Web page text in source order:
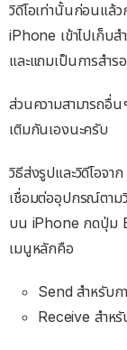
วิดีโอเท่านั้นก่อนแล้ว
iPhone เข้าไปเก็บส
และแถมเป็นการสำ
ส่วนความสามารถอื่
เติมกันเองนะครับ
วิธีส่งรูปและวิดีโอจ
เชื่อมต่ออุปกรณ์ตาม
บน iPhone กดปุ่ม
เมนูหลักคือ
Send สำหรับก
Receive สำหรั